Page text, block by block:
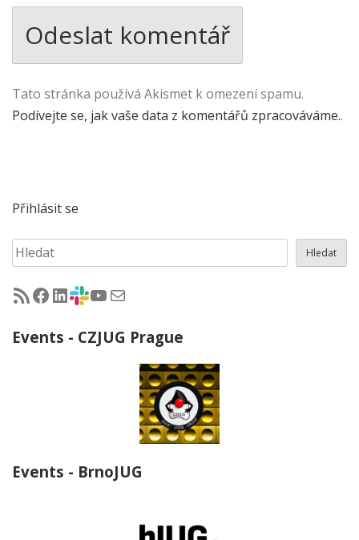
Tato stránka používá Akismet k omezení spamu.
Podívejte se, jak vaše data z komentářů zpracováváme..
Přihlásit se
Hledat Hledat
RSS - články na jug.cz
Facebook skupina Czech Java User Group
LinkedIn skupina Czech Java User Group
CZJUG Slack fórum
CZJUG YouTube kanálCZJUG email
Events - CZJUG Prague
Events - BrnoJUG